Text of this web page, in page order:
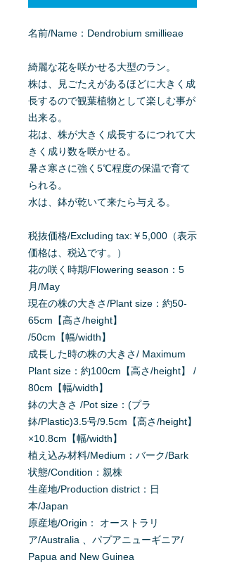
名前/Name：Dendrobium smillieae
綺麗な花を咲かせる大型のラン。
株は、見ごたえがあるほどに大きく成
長するので観葉植物として楽しむ事が
出来る。
花は、株が大きく成長するにつれて大
きく成り数を咲かせる。
暑さ寒さに強く5℃程度の保温で育て
られる。
水は、鉢が乾いて来たら与える。
税抜価格/Excluding tax:￥5,000（表示
価格は、税込です。）
花の咲く時期/Flowering season：5
月/May
現在の株の大きさ/Plant size：約50-
65cm【高さ/height】
/50cm【幅/width】
成長した時の株の大きさ/ Maximum
Plant size：約100cm【高さ/height】 /
80cm【幅/width】
鉢の大きさ /Pot size：(プラ
鉢/Plastic)3.5号/9.5cm【高さ/height】
×10.8cm【幅/width】
植え込み材料/Medium：バーク/Bark
状態/Condition：親株
生産地/Production district：日
本/Japan
原産地/Origin： オーストラリ
ア/Australia 、パプアニューギニア/
Papua and New Guinea